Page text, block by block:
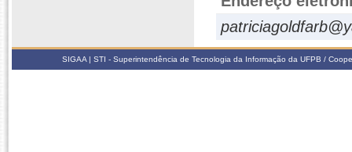
SIGAA | STI - Superintendência de Tecnologia da Informação da UFPB /